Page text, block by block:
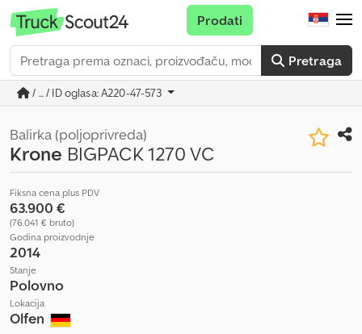
Pretraga
Prodati
/ ... / ID oglasa: A220-47-573
Balirka (poljoprivreda)
Krone BIGPACK 1270 VC
Fiksna cena plus PDV
63.900 €
(76.041 € bruto)
Godina proizvodnje
2014
Stanje
Polovno
Lokacija
Olfen